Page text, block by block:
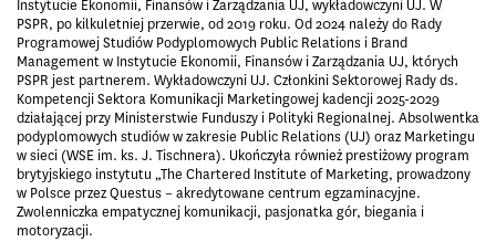
Instytucie Ekonomii, Finansów i Zarządzania UJ, wykładowczyni UJ. W
PSPR, po kilkuletniej przerwie, od 2019 roku. Od 2024 należy do Rady
Programowej Studiów Podyplomowych Public Relations i Brand
Management w Instytucie Ekonomii, Finansów i Zarządzania UJ, których
PSPR jest partnerem. Wykładowczyni UJ. Członkini Sektorowej Rady ds.
Kompetencji Sektora Komunikacji Marketingowej kadencji 2025-2029
działającej przy Ministerstwie Funduszy i Polityki Regionalnej. Absolwentka
podyplomowych studiów w zakresie Public Relations (UJ) oraz Marketingu
w sieci (WSE im. ks. J. Tischnera). Ukończyła również prestiżowy program
brytyjskiego instytutu „The Chartered Institute of Marketing, prowadzony
w Polsce przez Questus – akredytowane centrum egzaminacyjne.
Zwolenniczka empatycznej komunikacji, pasjonatka gór, biegania i
motoryzacji.